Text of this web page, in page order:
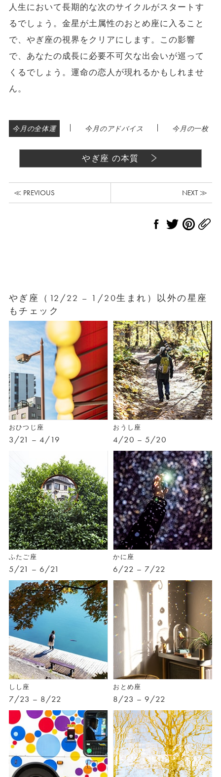
人生において長期的な次のサイクルがスタートす
るでしょう。金星が土属性のおとめ座に入ること
で、やぎ座の視界をクリアにします。この影響
で、あなたの成長に必要不可欠な出会いが巡って
くるでしょう。運命の恋人が現れるかもしれませ
ん。
今月の全体運 | 今月のアドバイス | 今月の一枚
やぎ座 の本質
≪ PREVIOUS NEXT ≫
やぎ座（12/22 – 1/20生まれ）以外の星座
もチェック
おひつじ座
3/21 – 4/19
おうし座
4/20 – 5/20
ふたご座
5/21 – 6/21
かに座
6/22 – 7/22
しし座
7/23 – 8/22
おとめ座
8/23 – 9/22